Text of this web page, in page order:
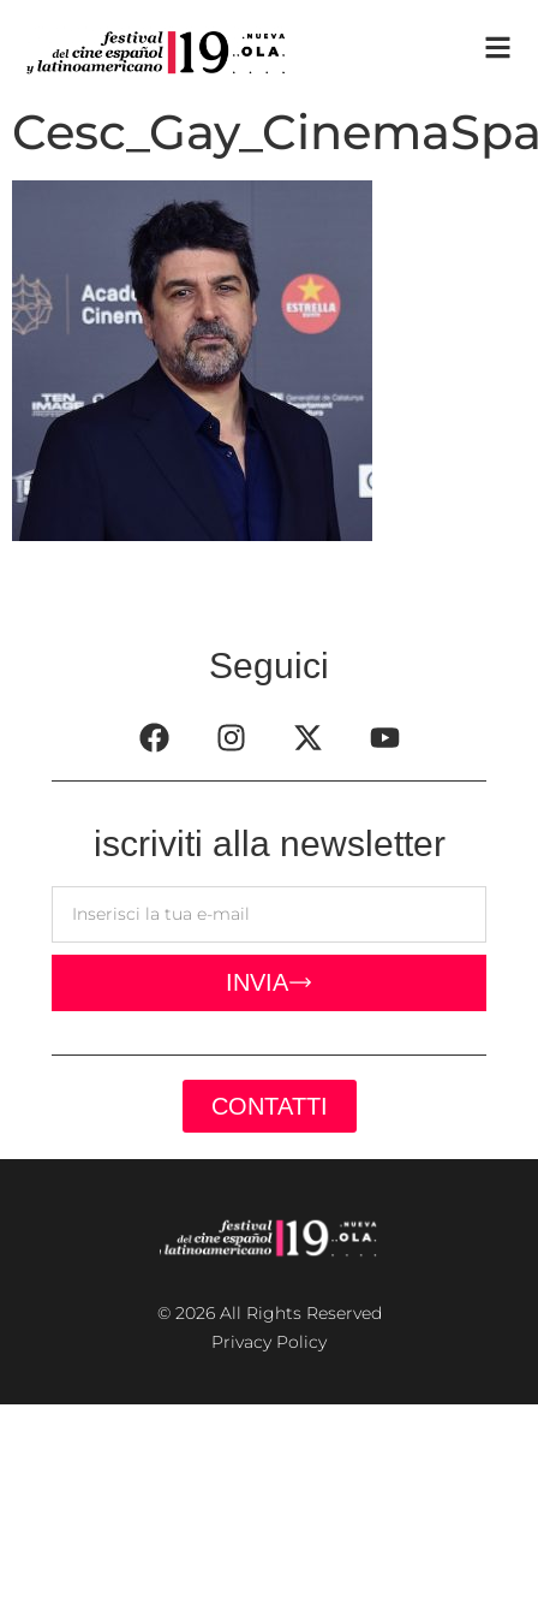
Seguici
iscriviti alla newsletter
INVIA
CONTATTI
© 2026 All Rights Reserved
Privacy Policy